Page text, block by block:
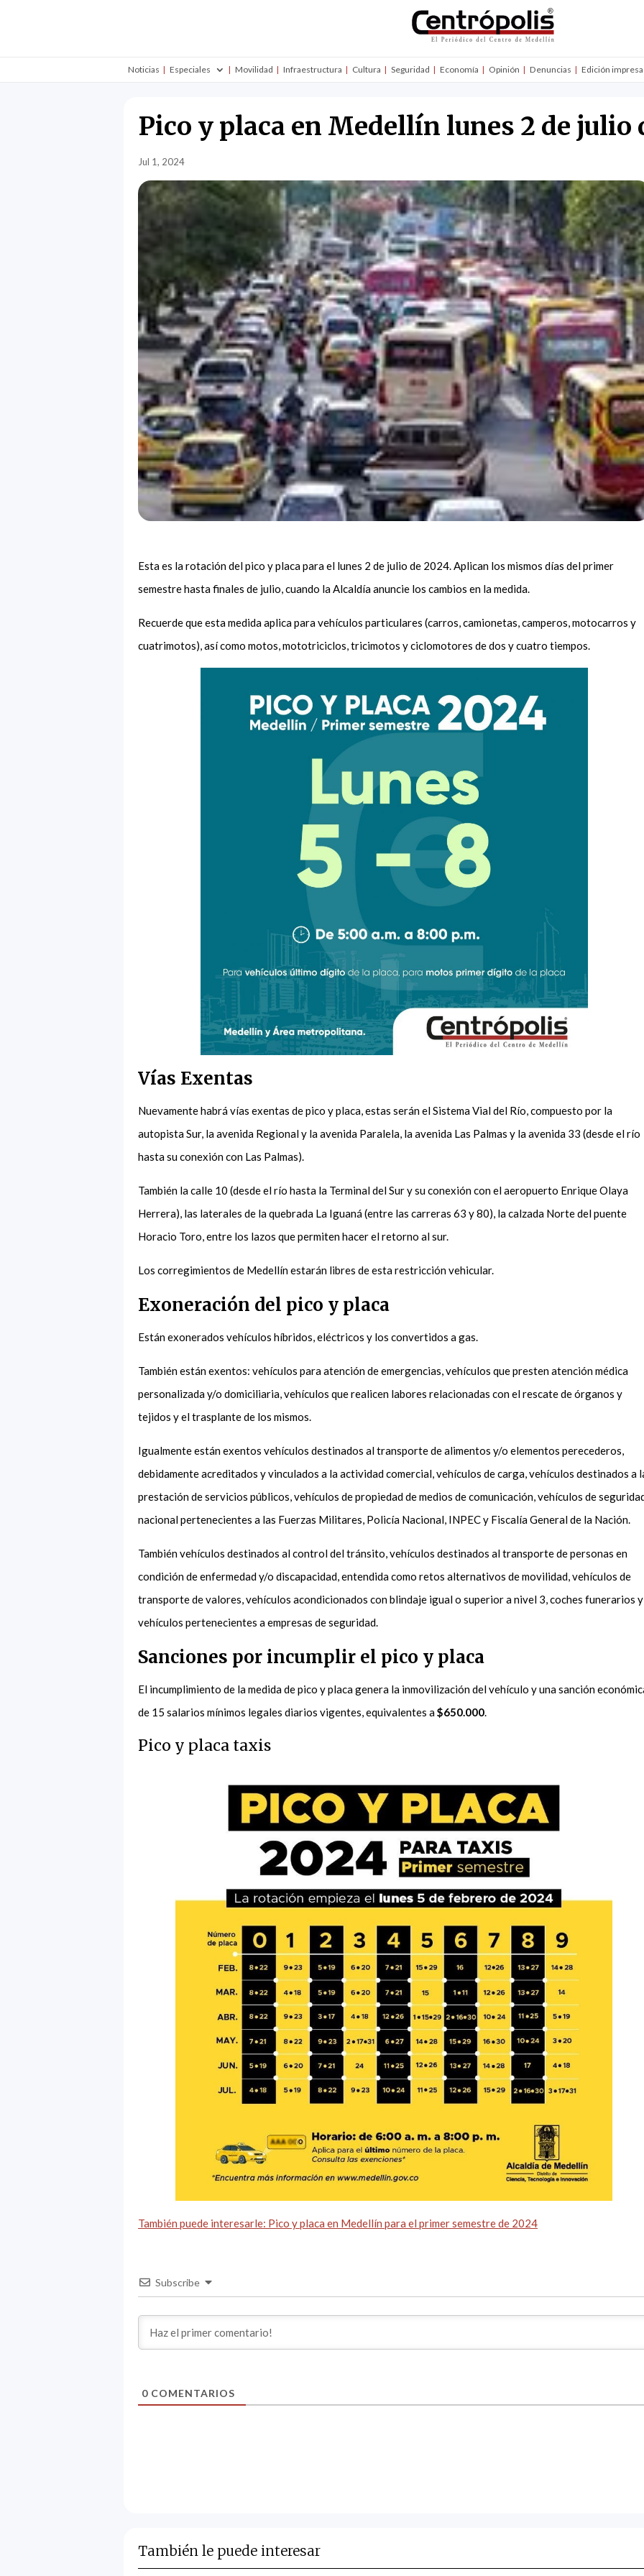
Noticias Especiales Movilidad Infraestructura Cultura Seguridad Economía Opinión Denuncias Edición impresa
Pico y placa en Medellín lunes 2 de julio
Jul 1, 2024
Esta es la rotación del pico y placa para el lunes 2 de julio de 2024. Aplican los mismos días del primer
semestre hasta finales de julio, cuando la Alcaldía anuncie los cambios en la medida.
Recuerde que esta medida aplica para vehículos particulares (carros, camionetas, camperos, motocarros y
cuatrimotos), así como motos, mototriciclos, tricimotos y ciclomotores de dos y cuatro tiempos.
Vías Exentas
Nuevamente habrá vías exentas de pico y placa, estas serán el Sistema Vial del Río, compuesto por la
autopista Sur, la avenida Regional y la avenida Paralela, la avenida Las Palmas y la avenida 33 (desde el río
hasta su conexión con Las Palmas).
También la calle 10 (desde el río hasta la Terminal del Sur y su conexión con el aeropuerto Enrique Olaya
Herrera), las laterales de la quebrada La Iguaná (entre las carreras 63 y 80), la calzada Norte del puente
Horacio Toro, entre los lazos que permiten hacer el retorno al sur.
Los corregimientos de Medellín estarán libres de esta restricción vehicular.
Exoneración del pico y placa
Están exonerados vehículos híbridos, eléctricos y los convertidos a gas.
También están exentos: vehículos para atención de emergencias, vehículos que presten atención médica
personalizada y/o domiciliaria, vehículos que realicen labores relacionadas con el rescate de órganos y
tejidos y el trasplante de los mismos.
Igualmente están exentos vehículos destinados al transporte de alimentos y/o elementos perecederos,
debidamente acreditados y vinculados a la actividad comercial, vehículos de carga, vehículos destinados a
prestación de servicios públicos, vehículos de propiedad de medios de comunicación, vehículos de
nacional pertenecientes a las Fuerzas Militares, Policía Nacional, INPEC y Fiscalía General de la Nación.
También vehículos destinados al control del tránsito, vehículos destinados al transporte de personas en
condición de enfermedad y/o discapacidad, entendida como retos alternativos de movilidad, vehículos de
transporte de valores, vehículos acondicionados con blindaje igual o superior a nivel 3, coches funerarios y
vehículos pertenecientes a empresas de seguridad.
Sanciones por incumplir el pico y placa
El incumplimiento de la medida de pico y placa genera la inmovilización del vehículo y una sanción
de 15 salarios mínimos legales diarios vigentes, equivalentes a$650.000.
Pico y placa taxis
También puede interesarle: Pico y placa en Medellín para el primer semestre de 2024
Subscribe
0 COMENTARIOS
También le puede interesar